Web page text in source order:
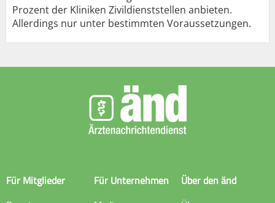
Prozent der Kliniken Zivildienststellen anbieten.
Allerdings nur unter bestimmten Voraussetzungen.
Für Mitglieder
Für Unternehmen
Über den änd